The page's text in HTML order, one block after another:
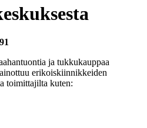
ja tukkukauppaa
erikoiskiinnikkeiden
toimittajilta kuten: